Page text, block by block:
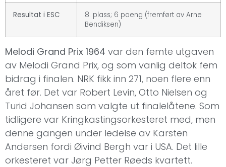
Resultat i ESC
8. plass; 6 poeng (fremført av Arne
Bendiksen)
Melodi Grand Prix 1964 var den femte utgaven
av Melodi Grand Prix, og som vanlig deltok fem
bidrag i finalen. NRK fikk inn 271, noen flere enn
året før. Det var Robert Levin, Otto Nielsen og
Turid Johansen som valgte ut finalelåtene. Som
tidligere var Kringkastingsorkesteret med, men
denne gangen under ledelse av Karsten
Andersen fordi Øivind Bergh var i USA. Det lille
orkesteret var Jørg Petter Røeds kvartett.